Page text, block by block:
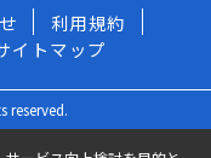
利用規約
イトマップ
reserved.